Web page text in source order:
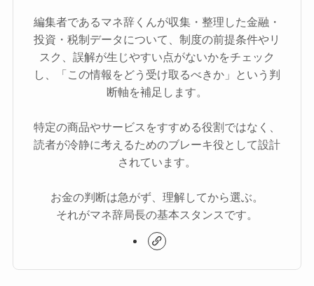
編集者であるマネ辞くんが収集・整理した金融・
投資・税制データについて、制度の前提条件やリ
スク、誤解が生じやすい点がないかをチェック
し、「この情報をどう受け取るべきか」という判
断軸を補足します。
特定の商品やサービスをすすめる役割ではなく、
読者が冷静に考えるためのブレーキ役として設計
されています。
お金の判断は急がず、理解してから選ぶ。
それがマネ辞局長の基本スタンスです。